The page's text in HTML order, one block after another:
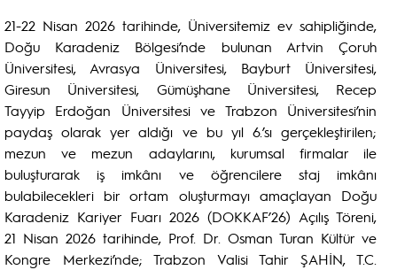
21-22 Nisan 2026 tarihinde, Üniversitemiz ev sahipliğinde,
Doğu Karadeniz Bölgesi’nde bulunan Artvin Çoruh
Üniversitesi, Avrasya Üniversitesi, Bayburt Üniversitesi,
Giresun Üniversitesi, Gümüşhane Üniversitesi, Recep
Tayyip Erdoğan Üniversitesi ve Trabzon Üniversitesi’nin
paydaş olarak yer aldığı ve bu yıl 6.’sı gerçekleştirilen;
mezun ve mezun adaylarını, kurumsal firmalar ile
buluşturarak iş imkânı ve öğrencilere staj imkânı
bulabilecekleri bir ortam oluşturmayı amaçlayan Doğu
Karadeniz Kariyer Fuarı 2026 (DOKKAF’26) Açılış Töreni,
21 Nisan 2026 tarihinde, Prof. Dr. Osman Turan Kültür ve
Kongre Merkezi’nde; Trabzon Valisi Tahir ŞAHİN, T.C.